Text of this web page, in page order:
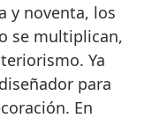
y noventa, los
se multiplican,
Ya
para
En